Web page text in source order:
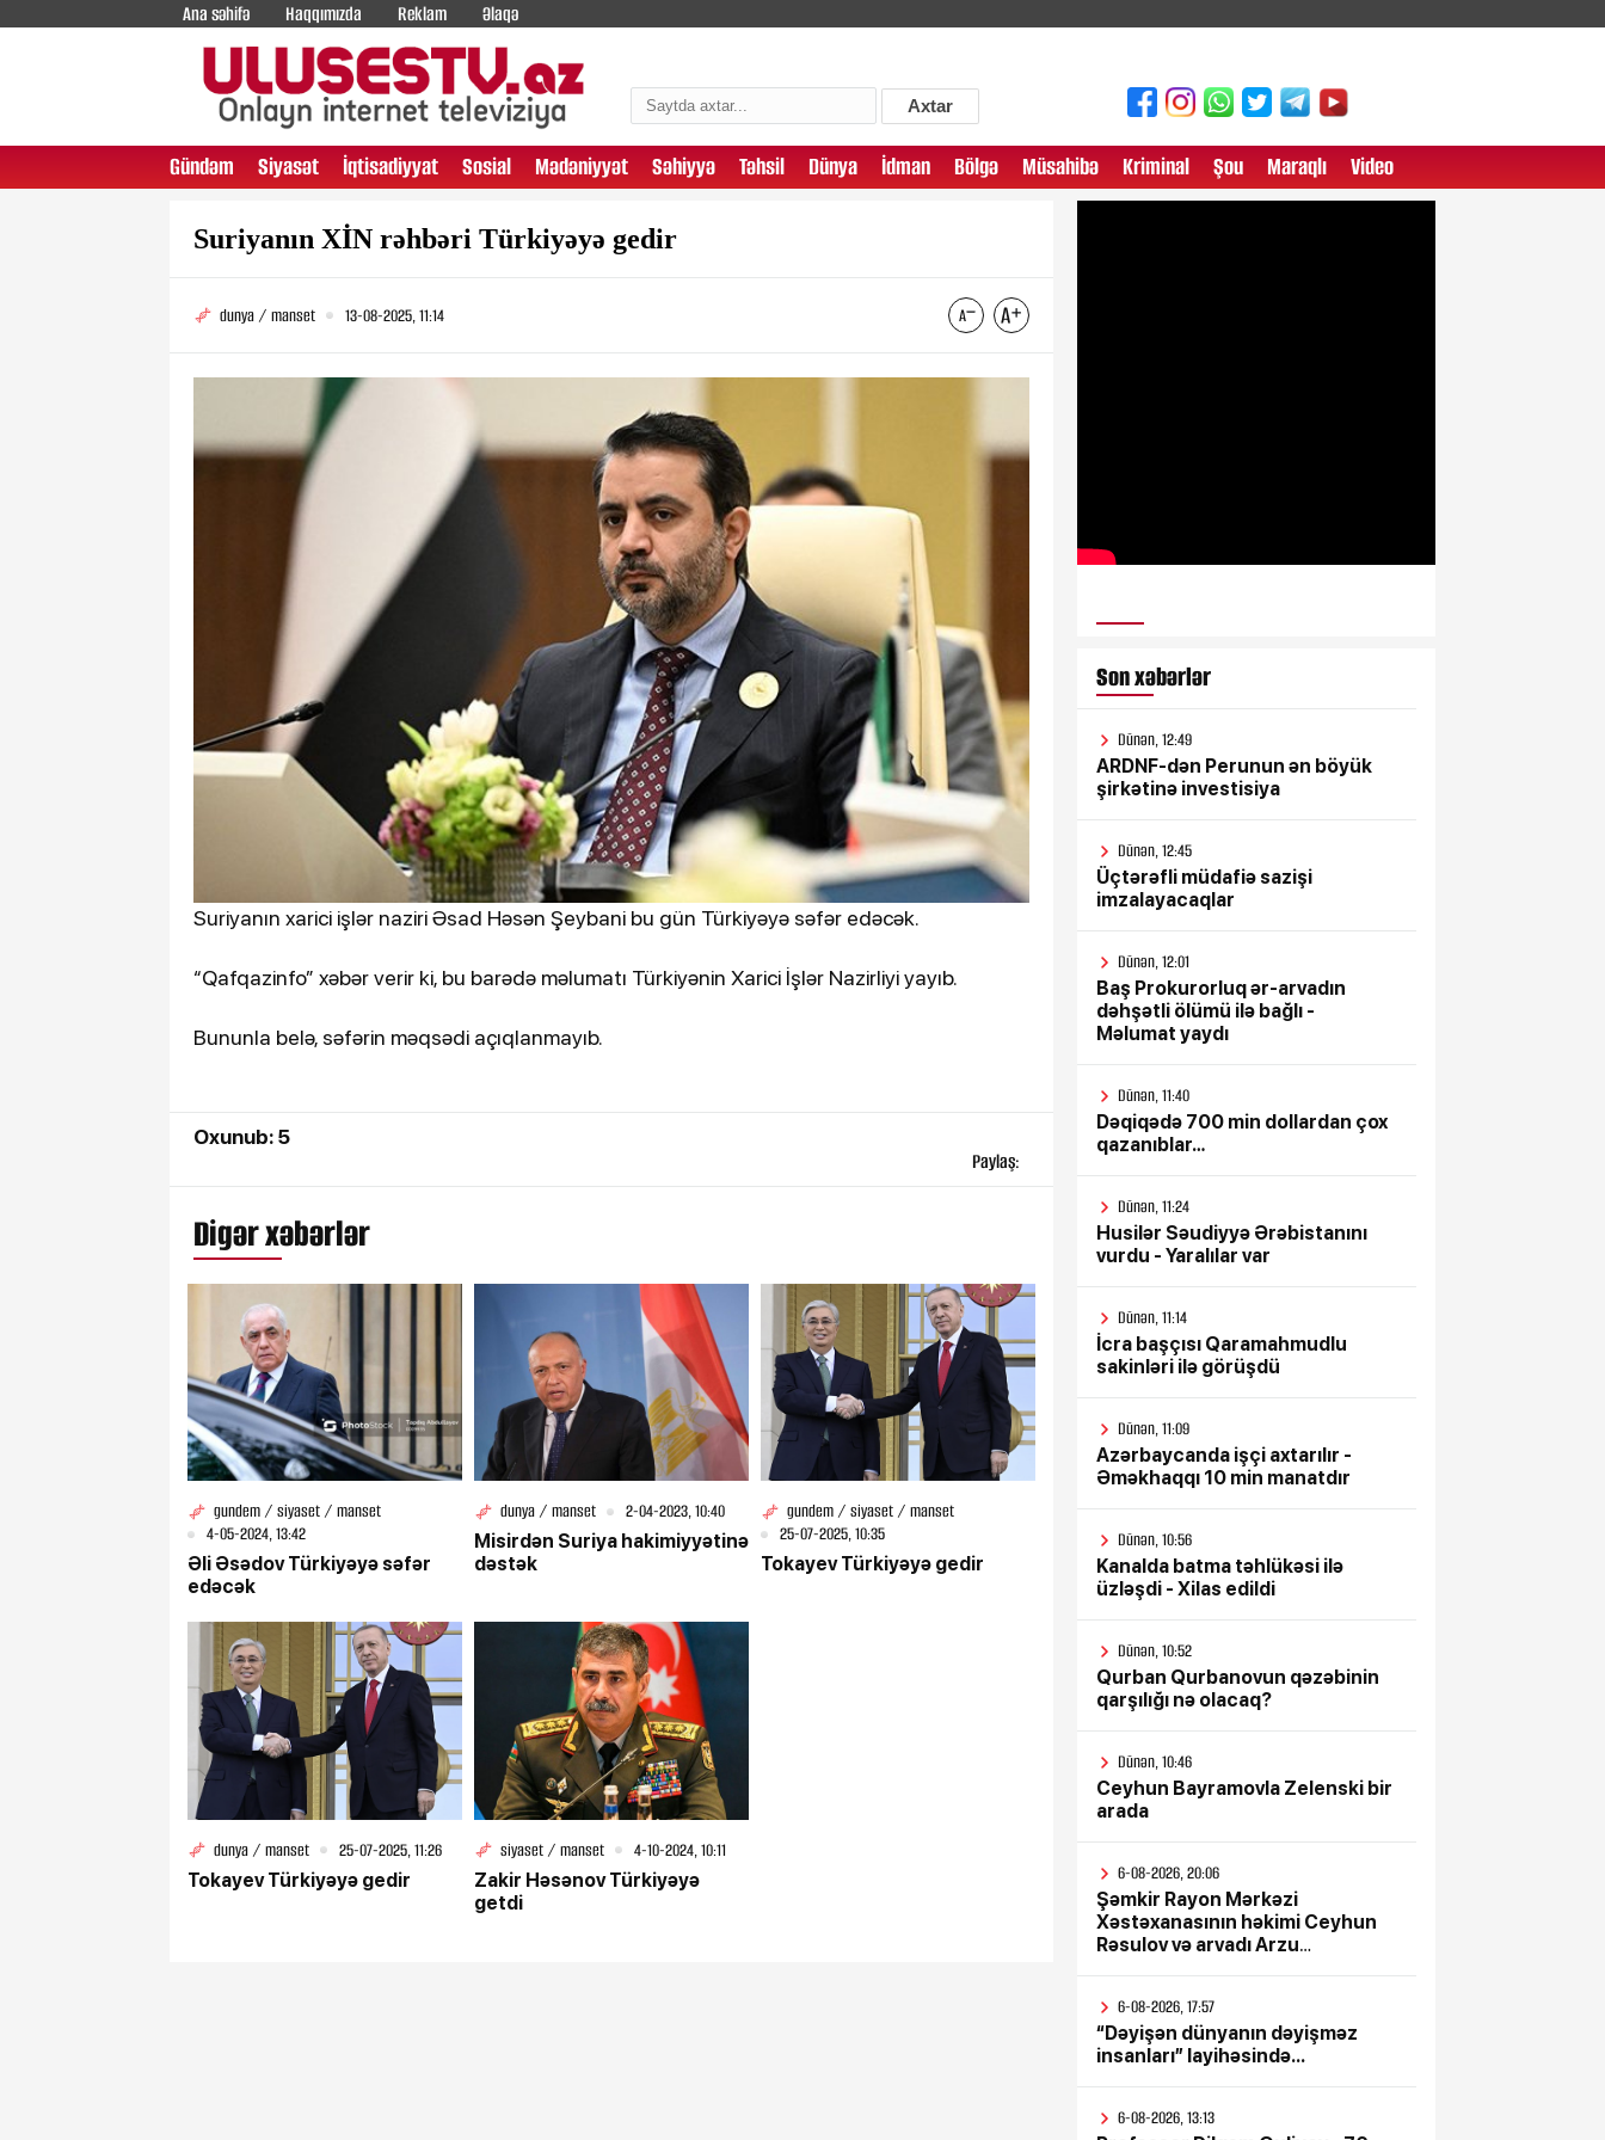
Ana səhifə Haqqımızda Reklam Əlaqə
Axtar
Gündəm Siyasət İqtisadiyyat Sosial Mədəniyyət Səhiyyə Təhsil Dünya İdman Bölgə Müsahibə Kriminal Şou Maraqlı Video
Suriyanın XİN rəhbəri Türkiyəyə gedir
dunya / manset 13-08-2025, 11:14
Suriyanın xarici işlər naziri Əsad Həsən Şeybani bu gün Türkiyəyə səfər edəcək.
“Qafqazinfo” xəbər verir ki, bu barədə məlumatı Türkiyənin Xarici İşlər Nazirliyi yayıb.
Bununla belə, səfərin məqsədi açıqlanmayıb.
Oxunub: 5
Paylaş:
Digər xəbərlər
gundem / siyaset / manset
4-05-2024, 13:42
Əli Əsədov Türkiyəyə səfər
edəcək
dunya / manset
2-04-2023, 10:40
Misirdən Suriya hakimiyyətinə
dəstək
gundem / siyaset / manset
25-07-2025, 10:35
Tokayev Türkiyəyə gedir
dunya / manset
25-07-2025, 11:26
Tokayev Türkiyəyə gedir
siyaset / manset
4-10-2024, 10:11
Zakir Həsənov Türkiyəyə
getdi
Son xəbərlər
Dünən, 12:49
ARDNF-dən Perunun ən böyük
şirkətinə investisiya
Dünən, 12:45
Üçtərəfli müdafiə sazişi
imzalayacaqlar
Dünən, 12:01
Baş Prokurorluq ər-arvadın
dəhşətli ölümü ilə bağlı -
Məlumat yaydı
Dünən, 11:40
Dəqiqədə 700 min dollardan çox
qazanıblar…
Dünən, 11:24
Husilər Səudiyyə Ərəbistanını
vurdu - Yaralılar var
Dünən, 11:14
İcra başçısı Qaramahmudlu
sakinləri ilə görüşdü
Dünən, 11:09
Azərbaycanda işçi axtarılır -
Əməkhaqqı 10 min manatdır
Dünən, 10:56
Kanalda batma təhlükəsi ilə
üzləşdi - Xilas edildi
Dünən, 10:52
Qurban Qurbanovun qəzəbinin
qarşılığı nə olacaq?
Dünən, 10:46
Ceyhun Bayramovla Zelenski bir
arada
6-08-2026, 20:06
Şəmkir Rayon Mərkəzi
Xəstəxanasının həkimi Ceyhun
Rəsulov və arvadı Arzu
ölümü ilə bağlı Şəmkir rayon
prokrurluğunda araşdırma
aparılır
6-08-2026, 17:57
“Dəyişən dünyanın dəyişməz
insanları” layihəsində...
6-08-2026, 13:13